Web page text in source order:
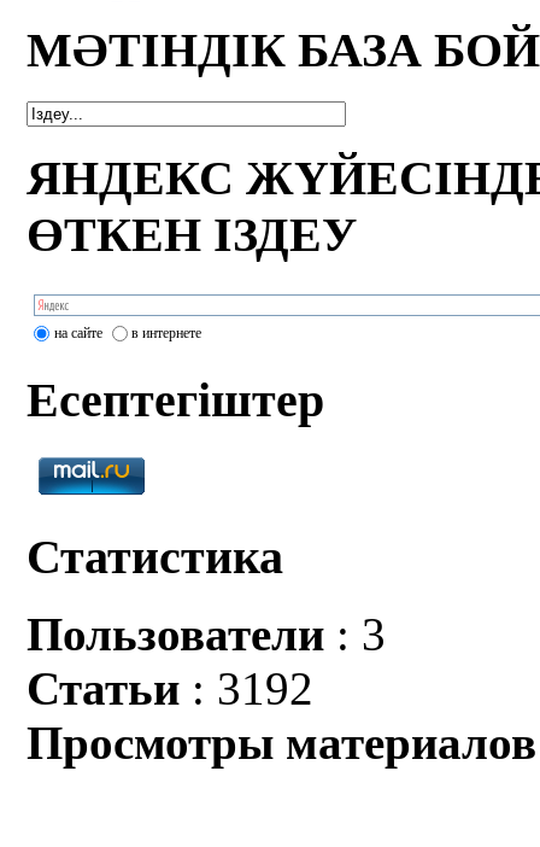
МӘТІНДІК БАЗА
ЯНДЕКС
ӨТКЕН ІЗДЕУ
на сайте в интернете
Есептегіштер
Статистика
Пользователи : 3
Статьи : 3192
Просмотры материалов